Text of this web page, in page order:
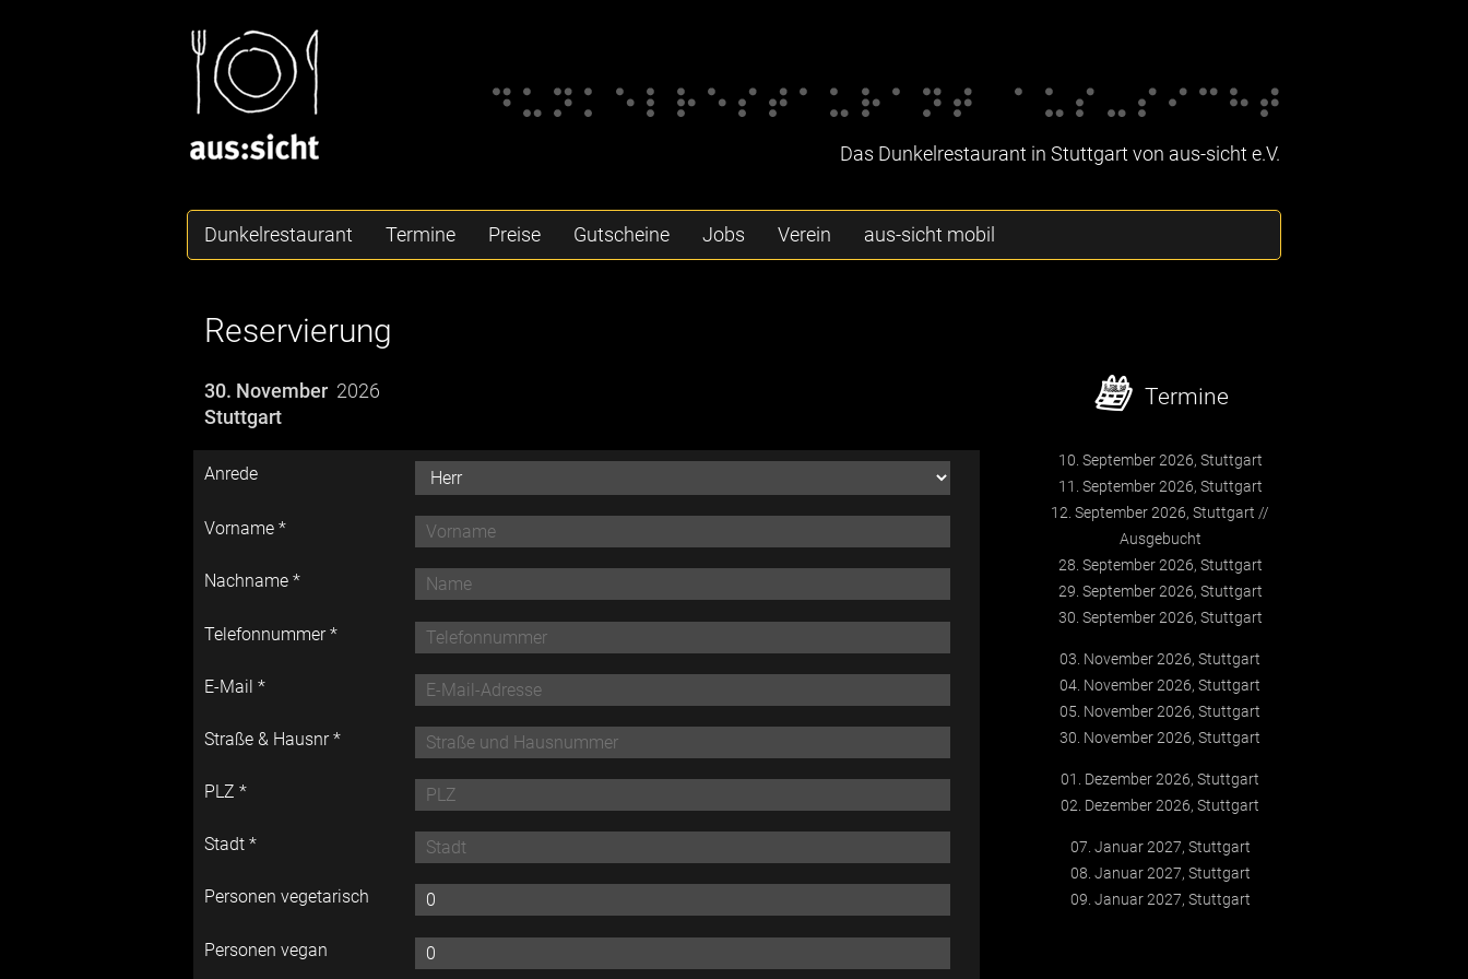
Das Dunkelrestaurant in Stuttgart von aus-sicht e.V.
Dunkelrestaurant Termine Preise Gutscheine Jobs Verein aus-sicht mobil
Reservierung
30. November 2026
Stuttgart
Anrede
Vorname *
Nachname *
Telefonnummer *
E-Mail *
Straße & Hausnr *
PLZ *
Stadt *
Personen vegetarisch
Personen vegan
Termine
10. September 2026, Stuttgart
11. September 2026, Stuttgart
12. September 2026, Stuttgart
Ausgebucht
28. September 2026, Stuttgart
29. September 2026, Stuttgart
30. September 2026, Stuttgart
03. November 2026, Stuttgart
04. November 2026, Stuttgart
05. November 2026, Stuttgart
30. November 2026, Stuttgart
01. Dezember 2026, Stuttgart
02. Dezember 2026, Stuttgart
07. Januar 2027, Stuttgart
08. Januar 2027, Stuttgart
09. Januar 2027, Stuttgart